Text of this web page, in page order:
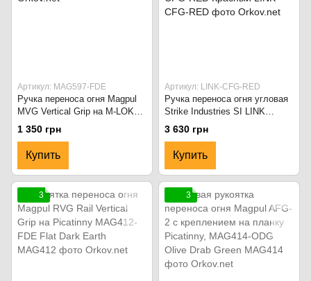
Артикул: MAG597-FDE
Ручка переноса огня Magpul
MVG Vertical Grip на M-LOK
MAG597-FDE
1 350 грн
Купить
Артикул: LINK-CFG-RED
Ручка переноса огня угловая
Strike Industries SI LINK
Curved с креплением на M-
LOK/KeyMod LINK-CFG-RED
Красный
3 630 грн
Купить
3 3